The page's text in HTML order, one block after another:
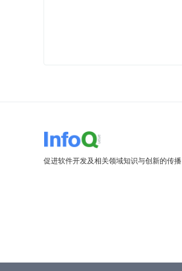
促进软件开发及相关领域知识与创新的传播